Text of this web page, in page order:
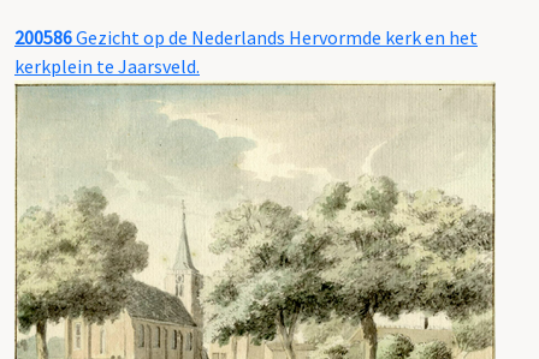
200586Gezicht op de Nederlands Hervormde kerk en het
kerkplein te Jaarsveld.